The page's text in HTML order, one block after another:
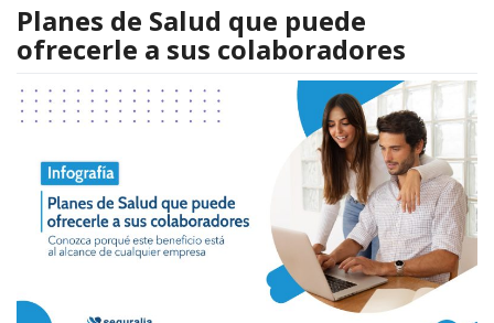
Planes de Salud que puede
ofrecerle a sus colaboradores